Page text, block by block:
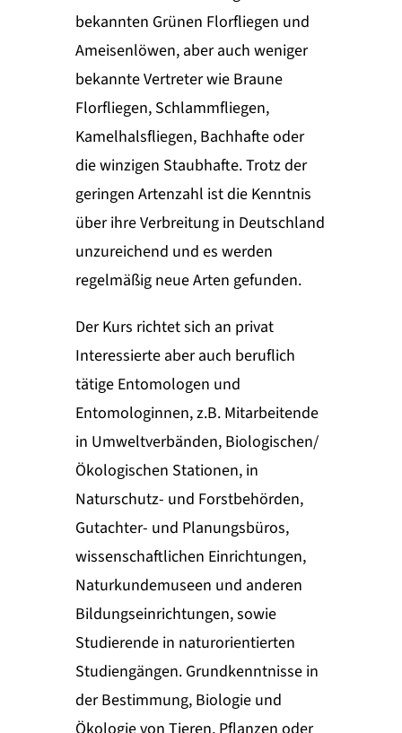
bekannten Grünen Florfliegen und
Ameisenlöwen, aber auch weniger
bekannte Vertreter wie Braune
Florfliegen, Schlammfliegen,
Kamelhalsfliegen, Bachhafte oder
die winzigen Staubhafte. Trotz der
geringen Artenzahl ist die Kenntnis
über ihre Verbreitung in Deutschland
unzureichend und es werden
regelmäßig neue Arten gefunden.
Der Kurs richtet sich an privat
Interessierte aber auch beruflich
tätige Entomologen und
Entomologinnen, z.B. Mitarbeitende
in Umweltverbänden, Biologischen/
Ökologischen Stationen, in
Naturschutz- und Forstbehörden,
Gutachter- und Planungsbüros,
wissenschaftlichen Einrichtungen,
Naturkundemuseen und anderen
Bildungseinrichtungen, sowie
Studierende in naturorientierten
Studiengängen. Grundkenntnisse in
der Bestimmung, Biologie und